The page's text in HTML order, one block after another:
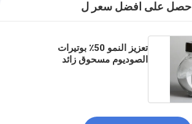
احصل على افضل سعر ل
تعزيز النمو 50٪ بوتيرات
الصوديوم مسحوق زائد